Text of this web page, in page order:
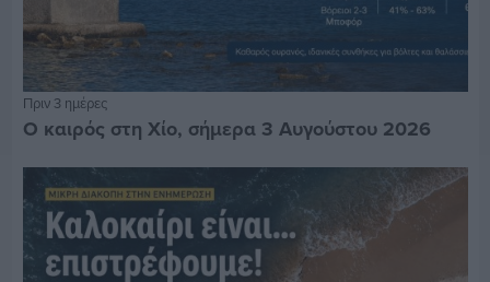
Πριν 3 ημέρες
Ο καιρός στη Χίο, σήμερα 3 Αυγούστου 2026